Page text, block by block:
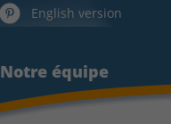
Notre équipe
English version
Notre équipe